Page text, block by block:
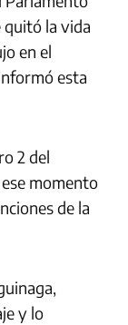
quitó la vida
en el
esta
2 del
momento
de la
y lo